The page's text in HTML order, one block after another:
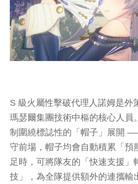
S 級火屬性擊破代理人諾姆是外
瑪瑟爾集團技術中樞的核心人員
制圍繞標誌性的「帽子」展開
守前場，帽子均會自動積累「預
足時，可將隊友的「快速支援」
技」，為全隊提供額外的連攜輸